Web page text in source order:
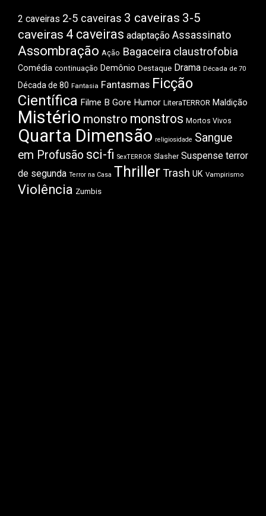
2 caveiras 2-5 caveiras 3 caveiras 3-5
caveiras 4 caveiras adaptação Assassinato
Assombração Ação Bagaceira claustrofobia
Comédia continuação Demônio Destaque Drama Década de 70
Década de 80 Fantasia Fantasmas Ficção
Científica Filme B Gore Humor LiteraTERROR Maldição
Mistério monstro monstros Mortos Vivos
Quarta Dimensão religiosidade Sangue
em Profusão sci-fi SexTERROR Slasher Suspense terror
de segunda Terror na Casa ThrillerTrash UK Vampirismo
Violência Zumbis